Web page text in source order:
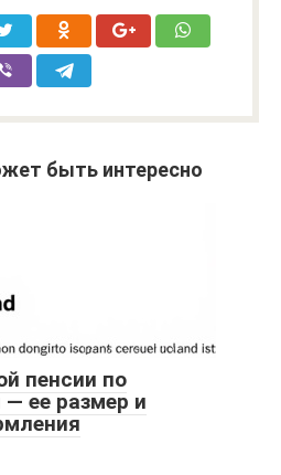
быть интересно
пенсии по
ее размер и